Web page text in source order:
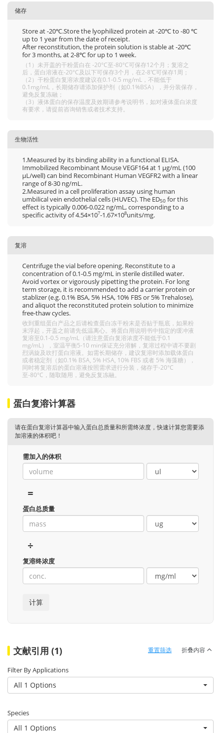
储存
Store at -20℃.Store the lyophilized protein at -20℃ to -80 ℃
up to 1 year from the date of receipt.
After reconstitution, the protein solution is stable at -20℃
for 3 months, at 2-8℃ for up to 1 week.
（1）未开盖的干粉蛋白在 -20°C至-80°C可保存12个月；复溶之
后，蛋白溶液在-20°C及以下可保存3个月，在2-8℃可保存1周；
（2）干粉蛋白复溶浓度建议在0.1-0.5 mg/mL，不能低于
0.1mg/mL，长期储存请添加保护剂（如0.1%BSA），并分装保存，
避免反复冻融；
（3）液体蛋白的保存温度及效期请参考说明书，如对液体蛋白浓度
有要求，请提前咨询销售或者技术支持。
生物活性
1.Measured by its binding ability in a functional ELISA.
Immobilized Recombinant Mouse VEGF164 at 1 μg/mL (100
μL/well) can bind Recombinant Human VEGFR2 with a linear
range of 8-30 ng/mL.
2.Measured in a cell proliferation assay using human
umbilical vein endothelial cells (HUVEC). The ED50 for this
effect is typically 0.006-0.022 ng/mL, corresponding to a
specific activity of 4.54×107-1.67×108units/mg.
复溶
Centrifuge the vial before opening. Reconstitute to a
concentration of 0.1-0.5 mg/mL in sterile distilled water.
Avoid vortex or vigorously pipetting the protein. For long
term storage, it is recommended to add a carrier protein or
stablizer (e.g. 0.1% BSA, 5% HSA, 10% FBS or 5% Trehalose),
and aliquot the reconstituted protein solution to minimize
free-thaw cycles.
收到重组蛋白产品之后请检查蛋白冻干粉末是否贴于瓶底，如果粉
末浮起，开盖之前请先低温离心。将蛋白用说明书中指定的缓冲液
复溶至0.1-0.5 mg/mL（请注意蛋白复溶浓度不能低于0.1
mg/mL），室温平衡5-10 min保证充分溶解，复溶过程中请不要剧
烈涡旋及吹打蛋白溶液。如需长期储存，建议复溶时添加载体蛋白
或者稳定剂（如0.1% BSA, 5% HSA, 10% FBS 或者 5% 海藻糖），
同时将复溶后的蛋白溶液按照需求进行分装，储存于-20°C
至-80°C，随取随用，避免反复冻融。
蛋白复溶计算器
请在蛋白复溶计算器中输入蛋白总质量和所需终浓度，快速计算您需要添
加溶液的体积吧！
需加入的体积
=
蛋白总质量
÷
复溶终浓度
文献引用 (1) 重置筛选 折叠内容
Filter By Applications
All 1 Options
Species
All 1 Options